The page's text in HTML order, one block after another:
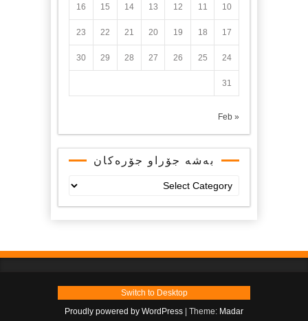
10
11
12
13
14
15
16
17
18
19
20
21
22
23
24
25
26
27
28
29
30
31
« Feb
بەشە جۆراو جۆرەکان
جۆرەکان
Switch to Desktop
Proudly powered by WordPress
Theme: Madar